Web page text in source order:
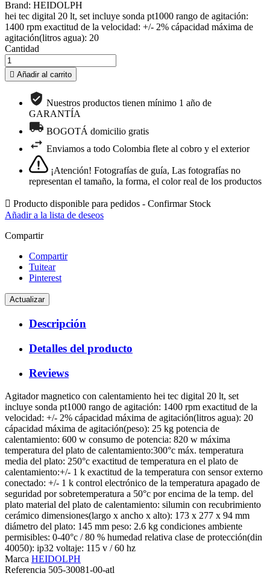
Brand: HEIDOLPH
hei tec digital 20 lt, set incluye sonda pt1000 rango de agitación:
1400 rpm exactitud de la velocidad: +/- 2% cápacidad máxima de
agitación(litros agua): 20
Cantidad
 Añadir al carrito
Nuestros productos tienen mínimo 1 año de
GARANTÍA
BOGOTÁ domicilio gratis
Enviamos a todo Colombia flete al cobro y el exterior
¡Atención! Fotografías de guía, Las fotografías no
representan el tamaño, la forma, el color real de los productos
 Producto disponible para pedidos - Confirmar Stock
Añadir a la lista de deseos
Compartir
Compartir
Tuitear
Pinterest
Descripción
Detalles del producto
Reviews
Agitador magnetico con calentamiento hei tec digital 20 lt, set
incluye sonda pt1000 rango de agitación: 1400 rpm exactitud de la
velocidad: +/- 2% cápacidad máxima de agitación(litros agua): 20
cápacidad máxima de agitación(peso): 25 kg potencia de
calentamiento: 600 w consumo de potencia: 820 w máxima
temperatura del plato de calentamiento:300°c máx. temperatura
media del plato: 250°c exactitud de temperatura en el plato de
calentamiento:+/- 1 k exactitud de la temperatura con sensor externo
conectado: +/- 1 k control electrónico de la temperatura apagado de
seguridad por sobretemperatura a 50°c por encima de la temp. del
plato material del plato de calentamiento: silumin con recubrimiento
cerámico dimensiones(largo x ancho x alto): 173 x 277 x 94 mm
diámetro del plato: 145 mm peso: 2.6 kg condiciones ambiente
permisibles: 0-40°c / 80 % humedad relativa clase de protección(din
40050): ip32 voltaje: 115 v / 60 hz
Marca HEIDOLPH
Referencia 505-30081-00-atl